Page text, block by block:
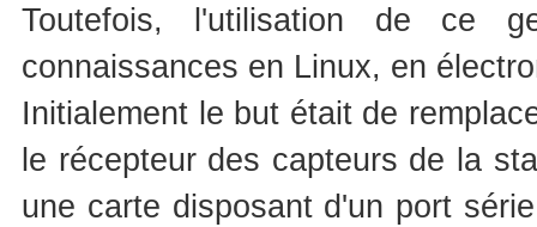
Toutefois, l'utilisation de ce
connaissances en Linux, en
Initialement le but était de
le récepteur des capteurs de la
une carte disposant d'un port